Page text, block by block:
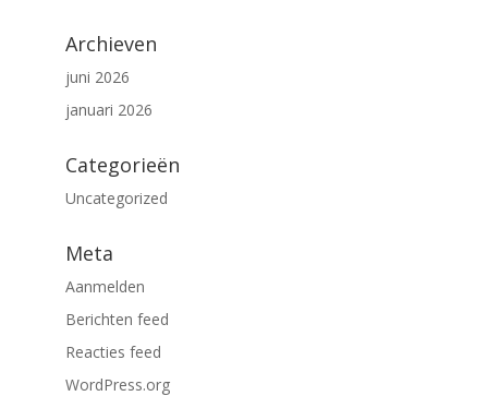
Archieven
juni 2026
januari 2026
Categorieën
Uncategorized
Meta
Aanmelden
Berichten feed
Reacties feed
WordPress.org